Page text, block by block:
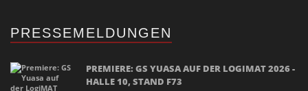
PRESSEMELDUNGEN
PREMIERE: GS YUASA AUF DER LOGIMAT 2026 -
HALLE 10, STAND F73